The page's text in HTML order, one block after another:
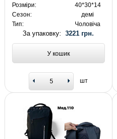
Розміри:
40*30*14
Сезон:
демі
Тип:
Чоловіча
За упаковку:3221 грн.
У кошик
шт